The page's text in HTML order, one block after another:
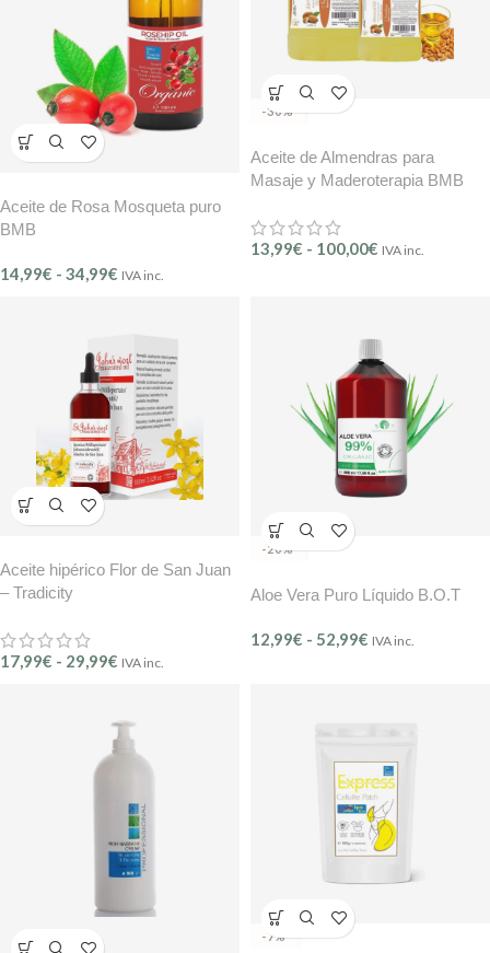
Aceite de Rosa Mosqueta puro
BMB
14,99€ - 34,99€ IVA inc.
-30%
Aceite de Almendras para
Masaje y Maderoterapia BMB
13,99€ - 100,00€ IVA inc.
Aceite hipérico Flor de San Juan
– Tradicity
17,99€ - 29,99€ IVA inc.
-20%
Aloe Vera Puro Líquido B.O.T
12,99€ - 52,99€ IVA inc.
-7%